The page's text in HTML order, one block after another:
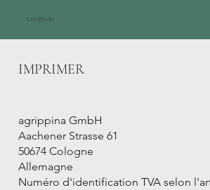
CULTINARI
IMPRIMER
agrippina GmbH
Aachener Strasse 61
50674 Cologne
Allemagne
Numéro d'identification TVA selon